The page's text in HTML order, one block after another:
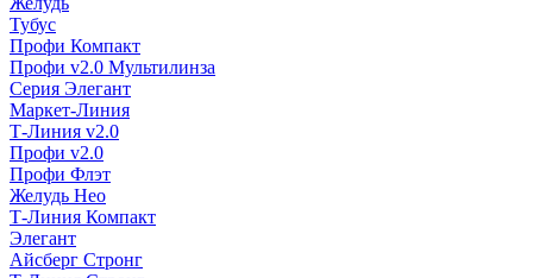
Тубус
Профи Компакт
Профи v2.0 Мультилинза
Серия Элегант
Маркет-Линия
Т-Линия v2.0
Профи v2.0
Профи Флэт
Желудь Нео
Т-Линия Компакт
Элегант
Айсберг Стронг